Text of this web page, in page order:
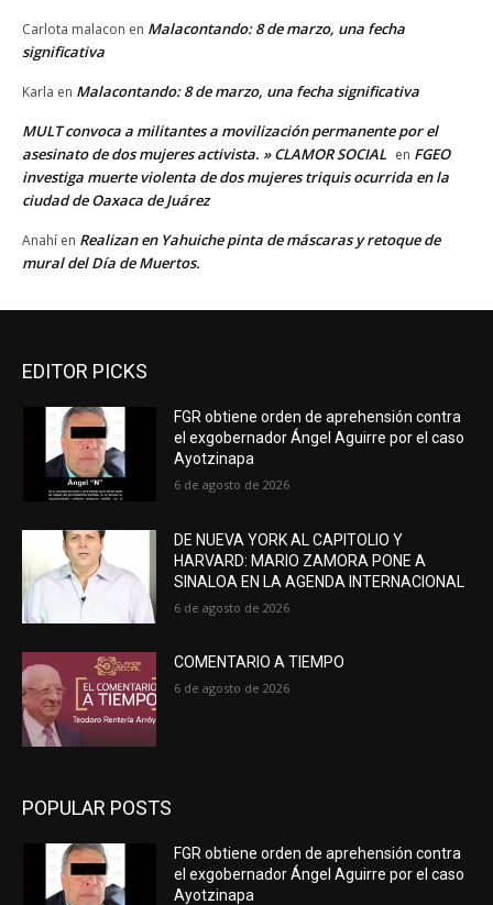
Carlota malacon en Malacontando: 8 de marzo, una fecha
significativa
Karla en Malacontando: 8 de marzo, una fecha significativa
MULT convoca a militantes a movilización permanente por el
asesinato de dos mujeres activista. » CLAMOR SOCIAL en FGEO
investiga muerte violenta de dos mujeres triquis ocurrida en la
ciudad de Oaxaca de Juárez
Anahí en Realizan en Yahuiche pinta de máscaras y retoque de
mural del Día de Muertos.
EDITOR PICKS
FGR obtiene orden de aprehensión contra
el exgobernador Ángel Aguirre por el caso
Ayotzinapa
6 de agosto de 2026
DE NUEVA YORK AL CAPITOLIO Y
HARVARD: MARIO ZAMORA PONE A
SINALOA EN LA AGENDA INTERNACIONAL
6 de agosto de 2026
COMENTARIO A TIEMPO
6 de agosto de 2026
POPULAR POSTS
FGR obtiene orden de aprehensión contra
el exgobernador Ángel Aguirre por el caso
Ayotzinapa